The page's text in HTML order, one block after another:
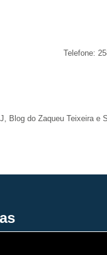
Telefone:
Blog do Zaqueu Teixeira e